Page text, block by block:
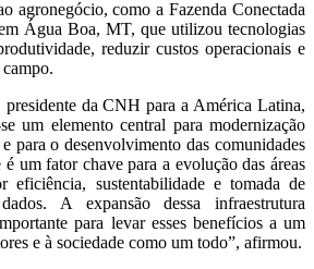
agronegócio, como a Fazenda Conectada
Água Boa, MT, que utilizou tecnologias
reduzir custos operacionais e
da CNH para a América Latina,
um elemento central para modernização
para o desenvolvimento das comunidades
um fator chave para a evolução das áreas
eficiência, sustentabilidade e tomada de
A expansão dessa infraestrutura
para levar esses benefícios a um
e à sociedade como um todo”, afirmou.